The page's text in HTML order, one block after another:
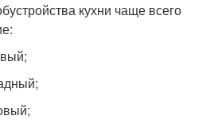
кухни чаще всего